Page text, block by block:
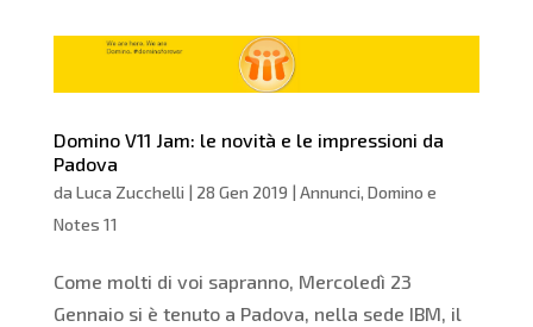
Domino V11 Jam: le novità e le impressioni da
Padova
da Luca Zucchelli | 28 Gen 2019 | Annunci, Domino e
Notes 11
Come molti di voi sapranno, Mercoledì 23
Gennaio si è tenuto a Padova, nella sede IBM, il